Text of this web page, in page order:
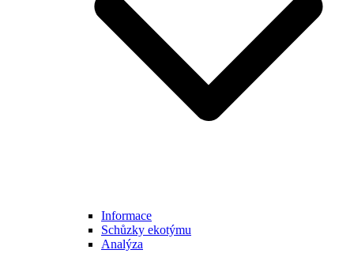
Informace
Schůzky ekotýmu
Analýza